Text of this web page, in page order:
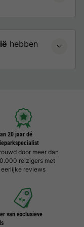
hebben
20 jaar dé
door meer dan
reizigers met
eerlijke reviews
van exclusieve